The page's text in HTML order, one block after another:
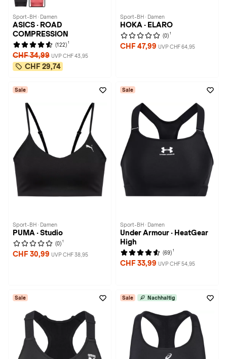
Sport-BH · Damen
ASICS · ROAD
COMPRESSION
(122) 1
CHF 34,99 UVP CHF 43,95
CHF 29,74
Sport-BH · Damen
HOKA · ELARO
(0) 1
CHF 47,99 UVP CHF 64,95
Sale
Sport-BH · Damen
PUMA · Studio
(0) 1
CHF 30,99 UVP CHF 38,95
Sale
Sport-BH · Damen
Under Armour · HeatGear
High
(69) 1
CHF 33,99 UVP CHF 54,95
Sale Sale Nachhaltig